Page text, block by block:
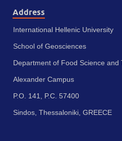
Address
International Hellenic University
School of Geosciences
Department of Food Science and
Alexander Campus
P.O. 141, P.C. 57400
Sindos, Thessaloniki, GREECE